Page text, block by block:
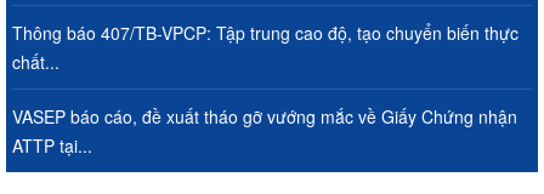
Thông báo 407/TB-VPCP: Tập trung cao độ, tạo chuyển biến thực
chất...
VASEP báo cáo, đề xuất tháo gỡ vướng mắc về Giấy Chứng nhận
ATTP tại...